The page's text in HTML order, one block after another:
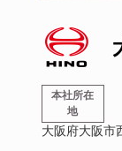
本社所在
地
大阪府大阪市